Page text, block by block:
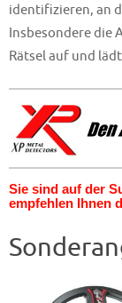
identifizieren, an
Insbesondere die
Rätsel auf und
Sie sind auf der
empfehlen Ihnen